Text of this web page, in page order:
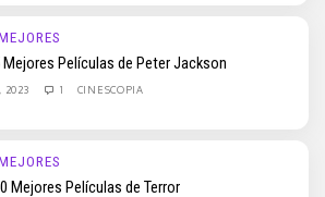
Mejores Películas de Peter Jackson
2023 1 CINESCOPIA
Mejores Películas de Terror